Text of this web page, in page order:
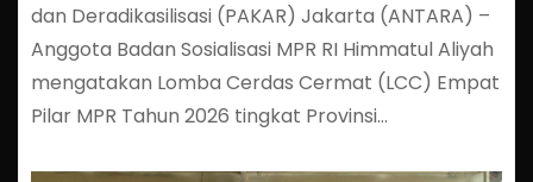
dan Deradikasilisasi (PAKAR) Jakarta (ANTARA) –
Anggota Badan Sosialisasi MPR RI Himmatul Aliyah
mengatakan Lomba Cerdas Cermat (LCC) Empat
Pilar MPR Tahun 2026 tingkat Provinsi…